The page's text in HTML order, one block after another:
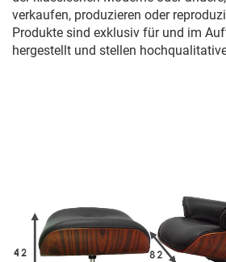
verkaufen, produzieren oder
Produkte sind exklusiv für und im
hergestellt und stellen